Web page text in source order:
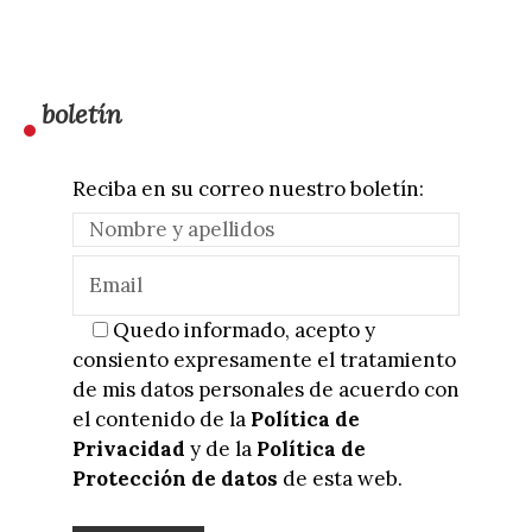
boletín
Reciba en su correo nuestro boletín:
Quedo informado, acepto y
consiento expresamente el tratamiento
de mis datos personales de acuerdo con
el contenido de la Política de
Privacidad y de la Política de
Protección de datos de esta web.